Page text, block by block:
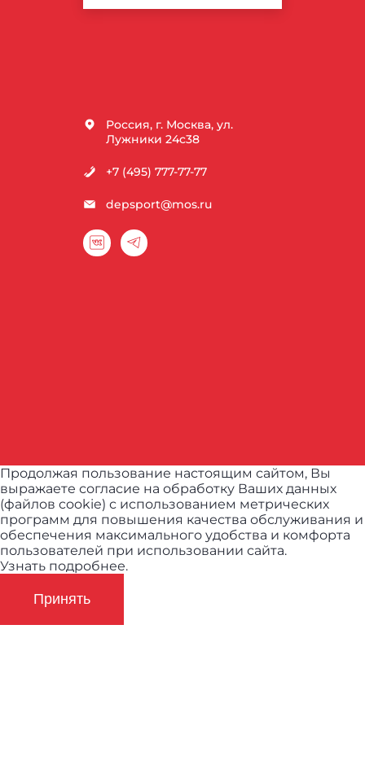
Россия, г. Москва, ул.
Лужники 24с38
+7 (495) 777-77-77
depsport@mos.ru
Продолжая пользование настоящим сайтом, Вы
выражаете согласие на обработку Ваших данных
(файлов cookie) с использованием метрических
программ для повышения качества обслуживания и
обеспечения максимального удобства и комфорта
пользователей при использовании сайта.
Узнать подробнее.
Принять